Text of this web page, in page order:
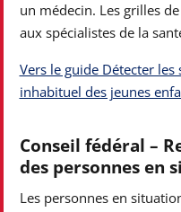
un médecin. Les grilles
aux spécialistes de la
Vers le guide Détecter les
inhabituel des jeunes
Conseil fédéral –
des personnes en
Les personnes en